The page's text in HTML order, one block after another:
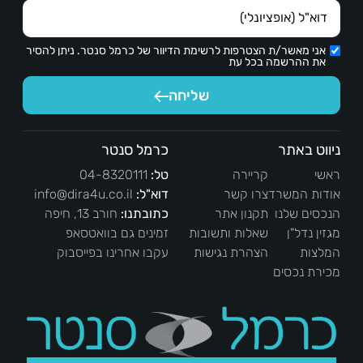
אני מאשר/ת הצטרפות לרשימת הדיוור של כרמל סנטר. ניתן להסיר
את ההרשמה בכל עת
שליחה
ניווט באתר
ראשי
אודות המשרד
הנכסים שלנו
מגזין נדל"ן
המלצות
מכירת נכסים
קריירה
צרו קשר
תקנון אתר
שאלות ותשובות
הצהרת נגישות
כרמל סנטר
טל: 04-8320111
דוא"ל: info@dira4u.co.il
כתובתנו: חורב 13, חיפה
זמינים גם בוואטסאפ
עקבו אחרינו בפייסבוק